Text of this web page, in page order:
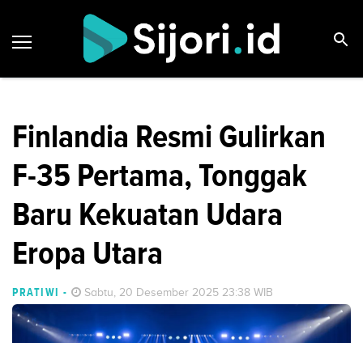
Finlandia Resmi Gulirkan
F-35 Pertama, Tonggak
Baru Kekuatan Udara
Eropa Utara
PRATIWI - Sabtu, 20 Desember 2025 23:38 WIB